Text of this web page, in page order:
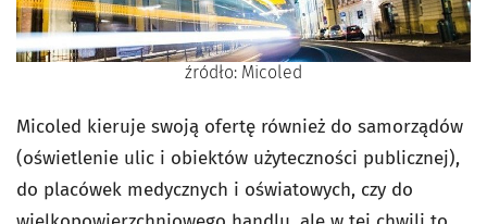
źródło: Micoled
Micoled kieruje swoją ofertę również do samorządów
(oświetlenie ulic i obiektów użyteczności publicznej),
do placówek medycznych i oświatowych, czy do